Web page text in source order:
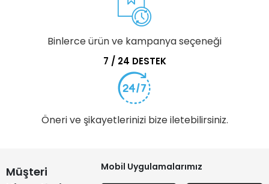
Binlerce ürün ve kampanya seçeneği
7 / 24 DESTEK
Öneri ve şikayetlerinizi bize iletebilirsiniz.
Müşteri
Mobil Uygulamalarımız